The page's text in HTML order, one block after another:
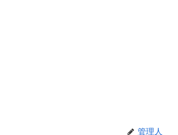
管理人